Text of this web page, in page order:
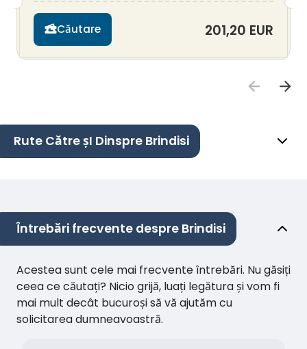
Căutare 201,20 EUR
Rute Către șI Dinspre Brindisi
Întrebări frecvente despre Brindisi
Acestea sunt cele mai frecvente întrebări. Nu găsiți
ceea ce căutați? Nicio grijă, luați legătura și vom fi
mai mult decât bucuroși să vă ajutăm cu
solicitarea dumneavoastră.